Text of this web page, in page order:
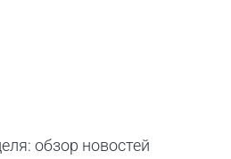
обзор новостей